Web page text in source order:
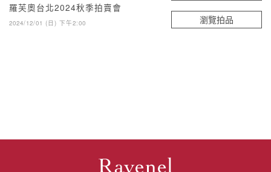
羅芙奧台北2024秋季拍賣會
2024/12/01 (日) 下午2:00 瀏覽拍品